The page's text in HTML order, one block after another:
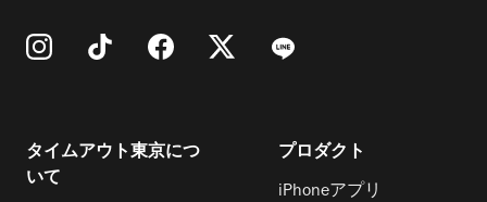
タイムアウト東京につ
いて
プロダクト
iPhoneアプリ